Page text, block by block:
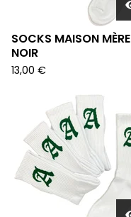
SOCKS MAISON MÈRE
NOIR
13,00 €